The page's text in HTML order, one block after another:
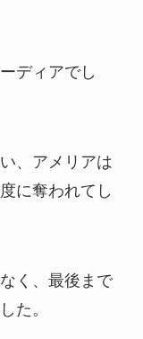
ディアでし
、アメリアは
に奪われてし
く、最後まで
た。